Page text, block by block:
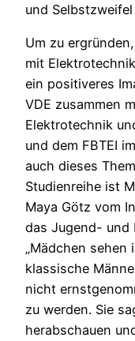
und Selbstzweifel
Um zu
mit
ein positiveres
VDE zusammen
Elektrotechnik
und dem FBTEI
auch dieses
Studienreihe ist
Maya Götz vom
das Jugend- und
„Mädchen
klassische
nicht
zu werden. Sie
herabschauen